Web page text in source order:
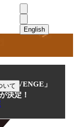
中文（繁體
いて
English
REVENGE」
決定！